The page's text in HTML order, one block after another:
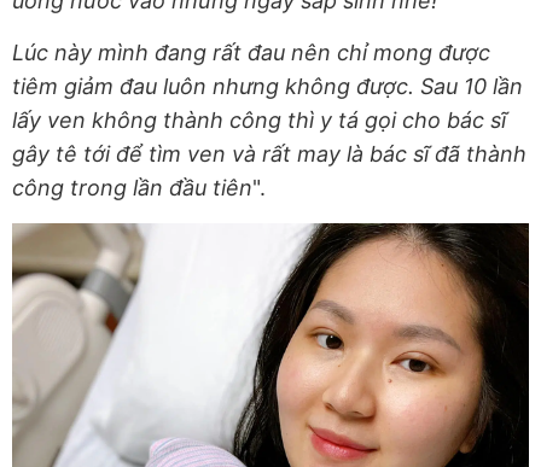
Lúc này mình đang rất đau nên chỉ mong được
tiêm giảm đau luôn nhưng không được. Sau 10 lần
lấy ven không thành công thì y tá gọi cho bác sĩ
gây tê tới để tìm ven và rất may là bác sĩ đã thành
công trong lần đầu tiên".